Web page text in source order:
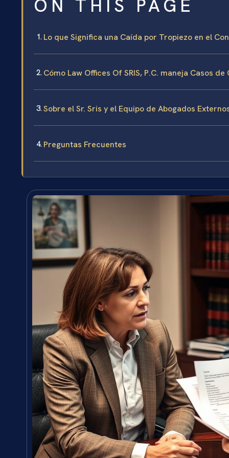
ON THIS PAGE
Lo que Significa una Caída por Tropiezo en el
Cómo Law Offices Of SRIS, P.C. maneja Casos
Sobre el Sr. Sris y el Equipo de Abogados
Preguntas Frecuentes